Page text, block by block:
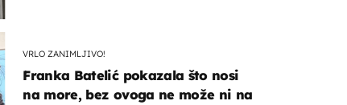
VRLO ZANIMLJIVO!
Franka Batelić pokazala što nosi
na more, bez ovoga ne može ni na